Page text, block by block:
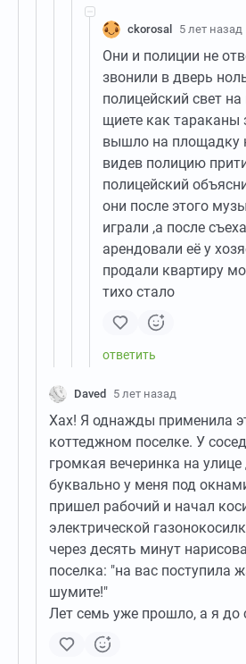
ckorosal 5 лет назад
Они и полиции не
звонили в дверь
полицейский свет
щиете как тараканы
вышло на площадку
видев полицию
полицейский
они после этого
играли ,а после
арендовали её у
продали квартиру
тихо стало
Daved 5 лет назад
Хах! Я однажды применила
коттеджном поселке. У
громкая вечеринка на улице
буквально у меня под
пришел рабочий и начал
электрической
через десять минут
поселка: "на вас поступила
шумите!"
Лет семь уже прошло, а я до